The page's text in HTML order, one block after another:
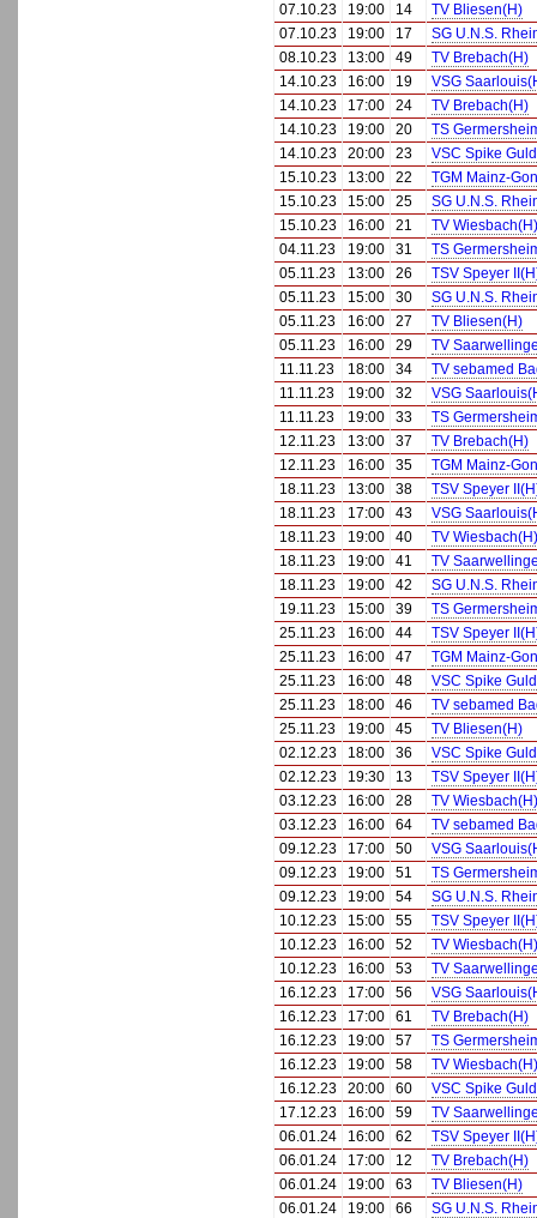
07.10.23
19:00 14
TV Bliesen(H)
07.10.23
19:00 17
SG U.N.S.
08.10.23
13:00 49
TV Brebach(H)
14.10.23
16:00 19
VSG
14.10.23
17:00 24
TV Brebach(H)
14.10.23
19:00 20
TS
14.10.23
20:00 23
VSC Spike
15.10.23
13:00 22
TGM Mainz-
15.10.23
15:00 25
SG U.N.S.
15.10.23
16:00 21
TV Wiesbach(H)
04.11.23
19:00 31
TS
05.11.23
13:00 26
TSV Speyer
05.11.23
15:00 30
SG U.N.S.
05.11.23
16:00 27
TV Bliesen(H)
05.11.23
16:00 29
TV
11.11.23
18:00 34
TV sebamed
11.11.23
19:00 32
VSG
11.11.23
19:00 33
TS
12.11.23
13:00 37
TV Brebach(H)
12.11.23
16:00 35
TGM Mainz-
18.11.23
13:00 38
TSV Speyer
18.11.23
17:00 43
VSG
18.11.23
19:00 40
TV Wiesbach(H)
18.11.23
19:00 41
TV
18.11.23
19:00 42
SG U.N.S.
19.11.23
15:00 39
TS
25.11.23
16:00 44
TSV Speyer
25.11.23
16:00 47
TGM Mainz-
25.11.23
16:00 48
VSC Spike
25.11.23
18:00 46
TV sebamed
25.11.23
19:00 45
TV Bliesen(H)
02.12.23
18:00 36
VSC Spike
02.12.23
19:30 13
TSV Speyer
03.12.23
16:00 28
TV Wiesbach(H)
03.12.23
16:00 64
TV sebamed
09.12.23
17:00 50
VSG
09.12.23
19:00 51
TS
09.12.23
19:00 54
SG U.N.S.
10.12.23
15:00 55
TSV Speyer
10.12.23
16:00 52
TV Wiesbach(H)
10.12.23
16:00 53
TV
16.12.23
17:00 56
VSG
16.12.23
17:00 61
TV Brebach(H)
16.12.23
19:00 57
TS
16.12.23
19:00 58
TV Wiesbach(H)
16.12.23
20:00 60
VSC Spike
17.12.23
16:00 59
TV
06.01.24
16:00 62
TSV Speyer
06.01.24
17:00 12
TV Brebach(H)
06.01.24
19:00 63
TV Bliesen(H)
06.01.24
19:00 66
SG U.N.S.